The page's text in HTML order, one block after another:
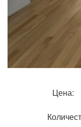
Цена: